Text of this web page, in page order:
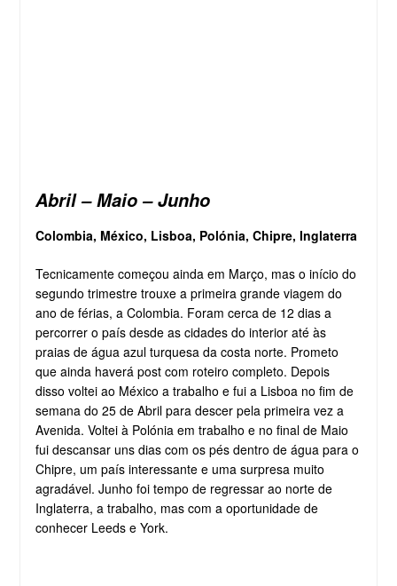
Abril – Maio – Junho
Colombia, México, Lisboa, Polónia, Chipre, Inglaterra
Tecnicamente começou ainda em Março, mas o início do
segundo trimestre trouxe a primeira grande viagem do
ano de férias, a Colombia. Foram cerca de 12 dias a
percorrer o país desde as cidades do interior até às
praias de água azul turquesa da costa norte. Prometo
que ainda haverá post com roteiro completo. Depois
disso voltei ao México a trabalho e fui a Lisboa no fim de
semana do 25 de Abril para descer pela primeira vez a
Avenida. Voltei à Polónia em trabalho e no final de Maio
fui descansar uns dias com os pés dentro de água para o
Chipre, um país interessante e uma surpresa muito
agradável. Junho foi tempo de regressar ao norte de
Inglaterra, a trabalho, mas com a oportunidade de
conhecer Leeds e York.